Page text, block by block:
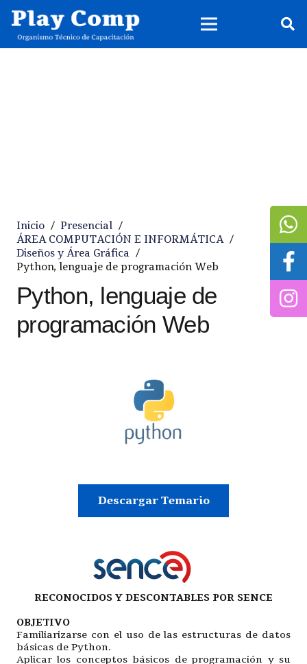
Inicio / Presencial /
ÁREA COMPUTACIÓN E INFORMÁTICA /
Diseños y Área Gráfica /
Python, lenguaje de programación Web
Python, lenguaje de
programación Web
Descargar Temario
RECONOCIDOS Y DESCONTABLES POR SENCE
OBJETIVO
Familiarizarse con el uso de las estructuras de datos
básicas de Python.
Aplicar los conceptos básicos de programación y su